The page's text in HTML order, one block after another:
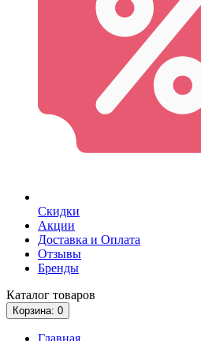
Скидки
Акции
Доставка и Оплата
Отзывы
Бренды
Каталог товаров
Корзина: 0